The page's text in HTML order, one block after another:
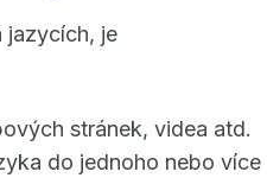
jazycích, je
stránek, videa atd.
do jednoho nebo více